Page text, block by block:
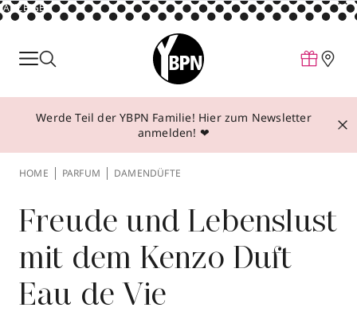
ANZEIGE
Parfum
Make-up
Behandlungen
Über YBPN
Aktionen
Storefinder
Werde Teil der YBPN Familie! Hier zum Newsletter
anmelden! ❤
HOME PARFUM DAMENDÜFTE
Freude und Lebenslust
mit dem Kenzo Duft
Eau de Vie